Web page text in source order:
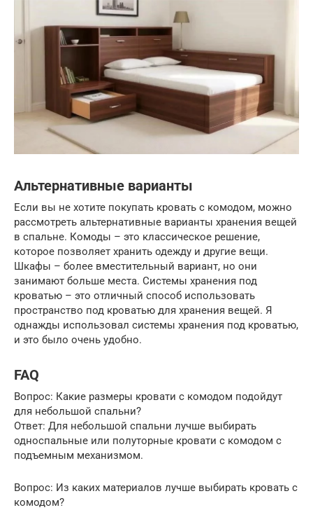
Альтернативные варианты
Если вы не хотите покупать кровать с комодом, можно
рассмотреть альтернативные варианты хранения вещей
в спальне. Комоды – это классическое решение,
которое позволяет хранить одежду и другие вещи.
Шкафы – более вместительный вариант, но они
занимают больше места. Системы хранения под
кроватью – это отличный способ использовать
пространство под кроватью для хранения вещей. Я
однажды использовал системы хранения под кроватью,
и это было очень удобно.
FAQ
Вопрос: Какие размеры кровати с комодом подойдут
для небольшой спальни?
Ответ: Для небольшой спальни лучше выбирать
односпальные или полуторные кровати с комодом с
подъемным механизмом.
Вопрос: Из каких материалов лучше выбирать кровать с
комодом?